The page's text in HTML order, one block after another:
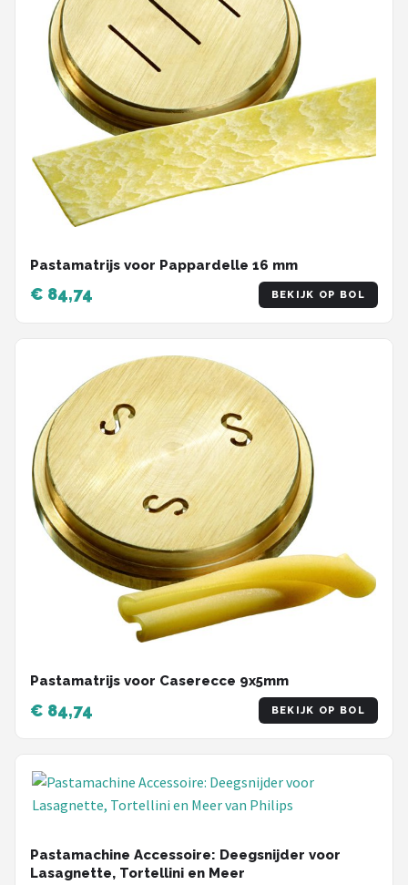
Pastamatrijs voor Pappardelle 16 mm
€ 84,74 BEKIJK OP BOL
Pastamatrijs voor Caserecce 9x5mm
€ 84,74 BEKIJK OP BOL
Pastamachine Accessoire: Deegsnijder voor
Lasagnette, Tortellini en Meer